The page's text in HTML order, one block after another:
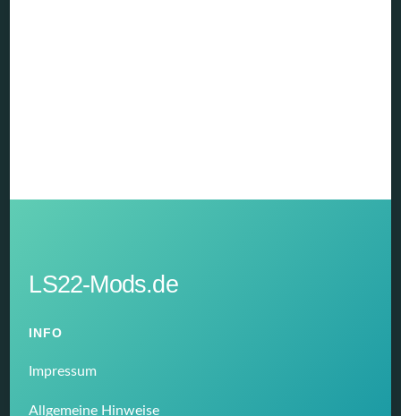
LS22-Mods.de
INFO
Impressum
Allgemeine Hinweise